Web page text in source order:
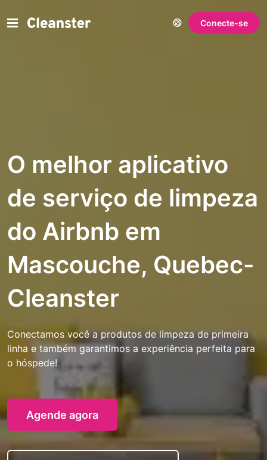
Conecte-se
O melhor aplicativo
de serviço de limpeza
do Airbnb em
Mascouche, Quebec-
Cleanster
Conectamos você a produtos de limpeza de primeira
linha e também garantimos a experiência perfeita para
o hóspede!
Agende agora